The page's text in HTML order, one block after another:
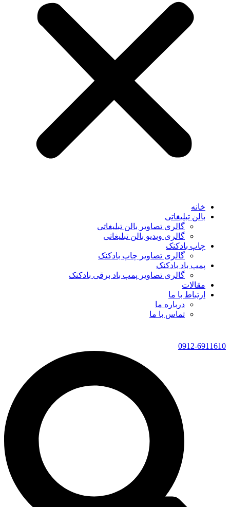
خانه
بالن تبلیغاتی
گالری تصاویر بالن تبلیغاتی
گالری ویدیو بالن تبلیغاتی
چاپ بادکنک
گالری تصاویر چاپ بادکنک
پمپ باد بادکنک
گالری تصاویر پمپ باد برقی بادکنک
مقالات
ارتباط با ما
درباره ما
تماس با ما
0912-6911610